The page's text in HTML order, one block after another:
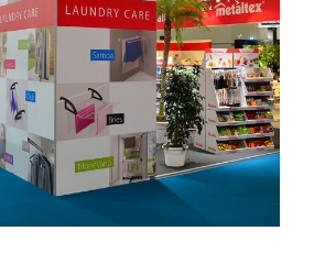
Ambiente 2014